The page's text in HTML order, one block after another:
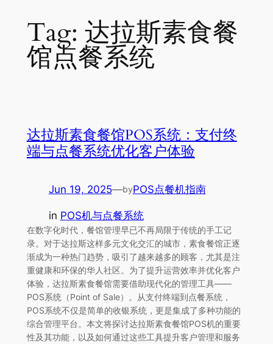
Tag: 达拉斯素食餐
馆点餐系统
达拉斯素食餐馆POS系统：支付终
端与点餐系统优化客户体验
Jun 19, 2025—byPOS点餐机指南
in POS机与点餐系统
在数字化时代，餐馆管理早已不再局限于传统的手工记
录。对于达拉斯这样多元文化交汇的城市，素食餐馆正逐
渐成为一种热门趋势，吸引了越来越多的顾客，尤其是注
重健康和环保的华人社区。为了提升运营效率并优化客户
体验，达拉斯素食餐馆需要借助现代化的管理工具——
POS系统（Point of Sale）。从支付终端到点餐系统，
POS系统不仅是简单的收银系统，更是集成了多种功能的
综合管理平台。本文将探讨达拉斯素食餐馆POS机的重要
性及其功能，以及如何通过这些工具提升客户管理和服务